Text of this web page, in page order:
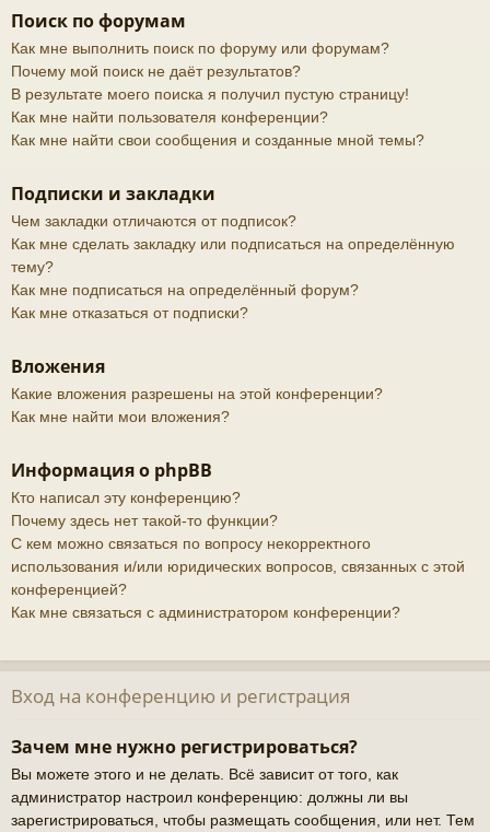
Поиск по форумам
Как мне выполнить поиск по форуму или форумам?
Почему мой поиск не даёт результатов?
В результате моего поиска я получил пустую страницу!
Как мне найти пользователя конференции?
Как мне найти свои сообщения и созданные мной темы?
Подписки и закладки
Чем закладки отличаются от подписок?
Как мне сделать закладку или подписаться на определённую
тему?
Как мне подписаться на определённый форум?
Как мне отказаться от подписки?
Вложения
Какие вложения разрешены на этой конференции?
Как мне найти мои вложения?
Информация о phpBB
Кто написал эту конференцию?
Почему здесь нет такой-то функции?
С кем можно связаться по вопросу некорректного
использования и/или юридических вопросов, связанных с этой
конференцией?
Как мне связаться с администратором конференции?
Вход на конференцию и регистрация
Зачем мне нужно регистрироваться?
Вы можете этого и не делать. Всё зависит от того, как
администратор настроил конференцию: должны ли вы
зарегистрироваться, чтобы размещать сообщения, или нет. Тем